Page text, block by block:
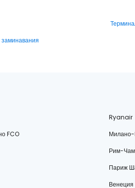
Ryanair
FCO
Милано-
Рим-
Париж
Венеция